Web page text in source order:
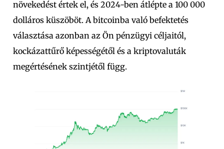
növekedést értek el, és 2024-ben átlépte a 100 000
dolláros küszöböt. A bitcoinba való befektetés
választása azonban az Ön pénzügyi céljaitól,
kockázattűrő képességétől és a kriptovaluták
megértésének szintjétől függ.